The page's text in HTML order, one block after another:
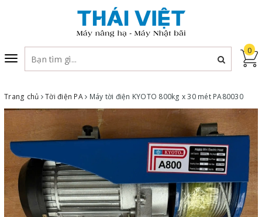
Toggle
navigation
0
Trang chủ Tời điện PA Máy tời điện KYOTO 800kg x 30 mét PA80030